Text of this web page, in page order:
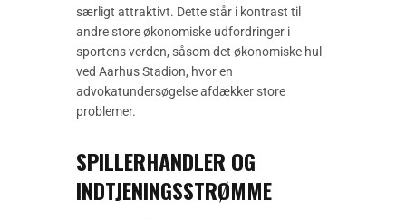
særligt attraktivt. Dette står i kontrast til
andre store økonomiske udfordringer i
sportens verden, såsom det økonomiske hul
ved Aarhus Stadion, hvor en
advokatundersøgelse afdækker store
problemer.
SPILLERHANDLER OG
INDTJENINGSSTRØMME